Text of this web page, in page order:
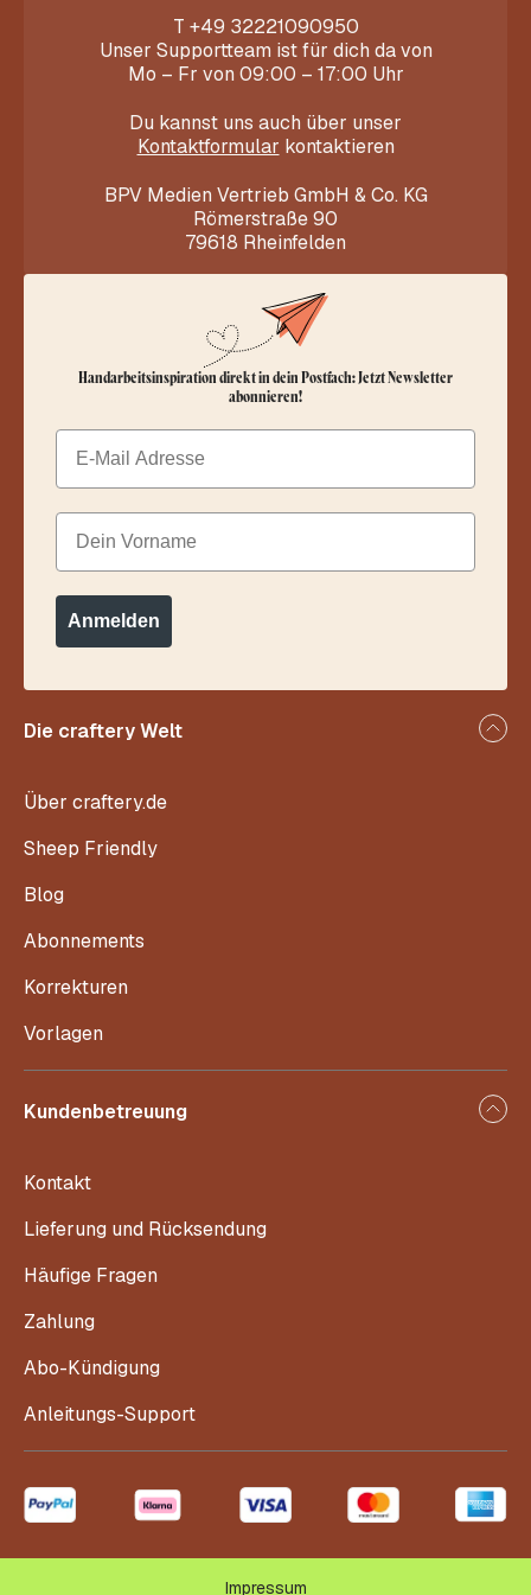
T +49 32221090950
Unser Supportteam ist für dich da von
Mo – Fr von 09:00 – 17:00 Uhr
Du kannst uns auch über unser
Kontaktformular kontaktieren
BPV Medien Vertrieb GmbH & Co. KG
Römerstraße 90
79618 Rheinfelden
Die craftery Welt
Über craftery.de
Sheep Friendly
Blog
Abonnements
Korrekturen
Vorlagen
Kundenbetreuung
Kontakt
Lieferung und Rücksendung
Häufige Fragen
Zahlung
Abo-Kündigung
Anleitungs-Support
Handarbeitsinspiration direkt in dein Postfach: Jetzt Newsletter
abonnieren!
Email
Dein Vorname
Anmelden
Impressum